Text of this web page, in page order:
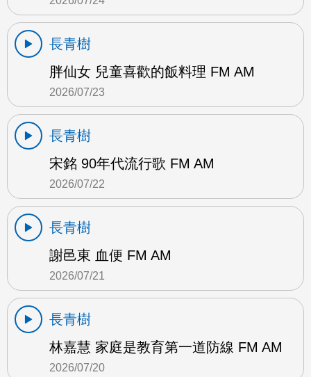
長青樹
胖仙女 兒童喜歡的飯料理 FM AM
2026/07/23
長青樹
宋銘 90年代流行歌 FM AM
2026/07/22
長青樹
謝邑東 血便 FM AM
2026/07/21
長青樹
林嘉慧 家庭是教育第一道防線 FM AM
2026/07/20